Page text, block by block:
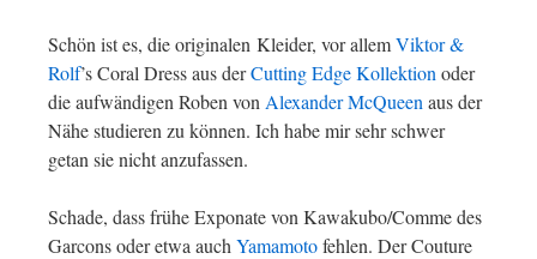
Schön ist es, die originalen Kleider, vor allemViktor &
Rolf’s Coral Dress aus derCutting Edge Kollektion oder
die aufwändigen Roben von Alexander McQueen aus der
Nähe studieren zu können. Ich habe mir sehr schwer
getan sie nicht anzufassen.
Schade, dass frühe Exponate von Kawakubo/Comme des
Garcons oder etwa auch Yamamotofehlen. Der Couture